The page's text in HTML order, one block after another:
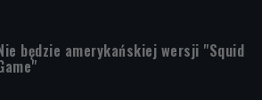
będzie amerykańskiej wersji "Squid